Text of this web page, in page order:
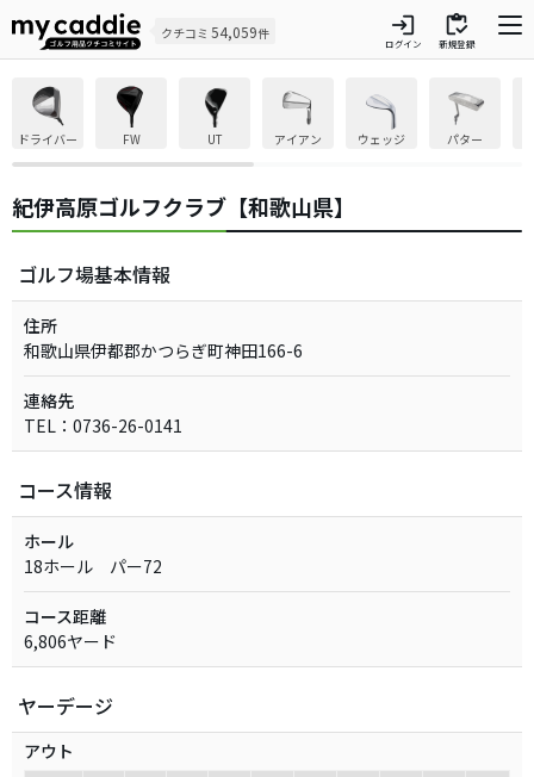
クチコミ 54,059件 login
ログイン
inventory
新規登録
ドライバー FW UT アイアン ウェッジ パター
紀伊高原ゴルフクラブ【和歌山県】
ゴルフ場基本情報
住所
和歌山県伊都郡かつらぎ町神田166-6
連絡先
TEL：0736-26-0141
コース情報
ホール
18ホール パー72
コース距離
6,806ヤード
ヤーデージ
アウト